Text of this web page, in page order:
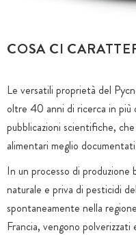
COSA CI
Le versatili proprietà del
oltre 40 anni di ricerca in
pubblicazioni scientifiche,
alimentari meglio
In un processo di
naturale e priva di pesticidi
spontaneamente nella
Francia, vengono